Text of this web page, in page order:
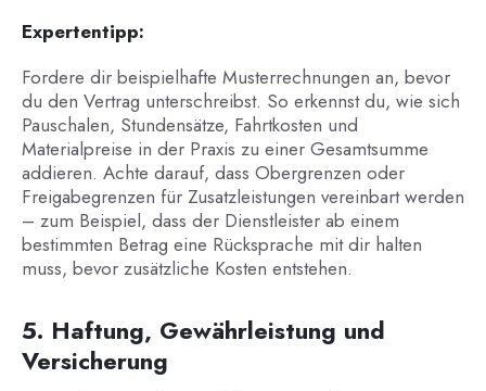
Expertentipp:
Fordere dir beispielhafte Musterrechnungen an, bevor
du den Vertrag unterschreibst. So erkennst du, wie sich
Pauschalen, Stundensätze, Fahrtkosten und
Materialpreise in der Praxis zu einer Gesamtsumme
addieren. Achte darauf, dass Obergrenzen oder
Freigabegrenzen für Zusatzleistungen vereinbart werden
– zum Beispiel, dass der Dienstleister ab einem
bestimmten Betrag eine Rücksprache mit dir halten
muss, bevor zusätzliche Kosten entstehen.
5. Haftung, Gewährleistung und
Versicherung